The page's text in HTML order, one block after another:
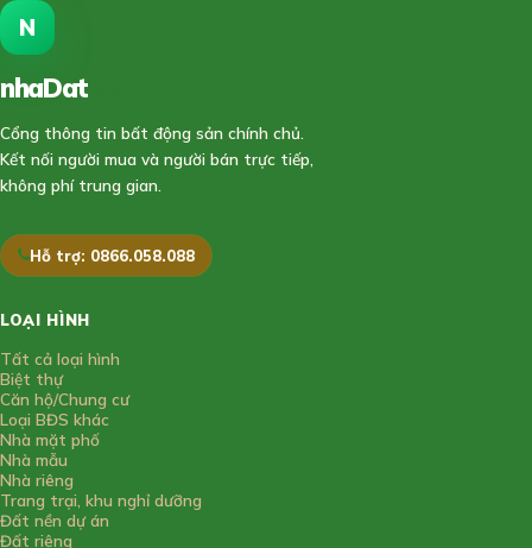
N
nhaDat
Cổng thông tin bất động sản chính chủ.
Kết nối người mua và người bán trực tiếp,
không phí trung gian.
Hỗ trợ: 0866.058.088
LOẠI HÌNH
Tất cả loại hình
Biệt thự
Căn hộ/Chung cư
Loại BĐS khác
Nhà mặt phố
Nhà mẫu
Nhà riêng
Trang trại, khu nghỉ dưỡng
Đất nền dự án
Đất riêng